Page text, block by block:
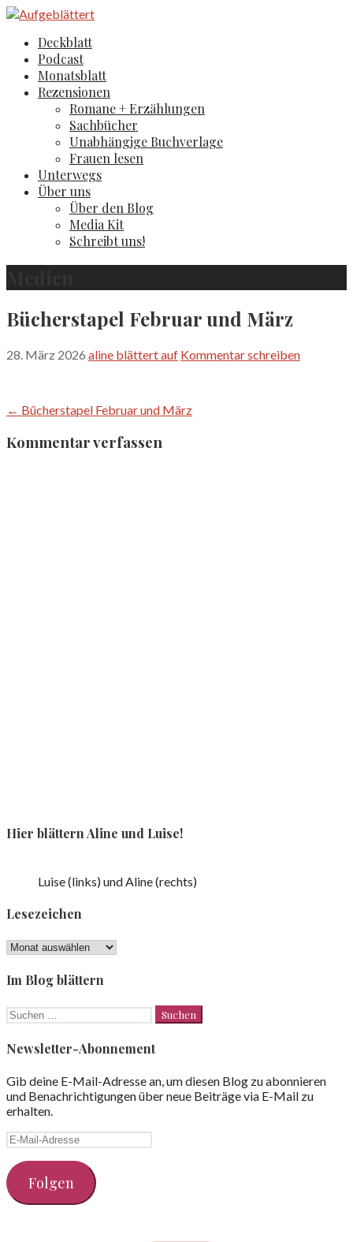
Zum
springenDeckblatt
Podcast
Monatsblatt
Rezensionen
Romane + Erzählungen
Sachbücher
Unabhängige Buchverlage
Frauen lesen
Unterwegs
Über uns
Über den Blog
Media Kit
Schreibt uns!
Bücherstapel Februar und März
28. März 2026 aline blättert auf Kommentar schreiben
Beitragsnavigation
← Bücherstapel Februar und März
Kommentar verfassen
Hier blättern Aline und Luise!
Luise (links) und Aline (rechts)
Lesezeichen
Lesezeichen
Im Blog blättern
Suchen
nach:
Newsletter-Abonnement
Gib deine E-Mail-Adresse an, um diesen Blog zu abonnieren
und Benachrichtigungen über neue Beiträge via E-Mail zu
erhalten.
E-
Adresse
Folgen